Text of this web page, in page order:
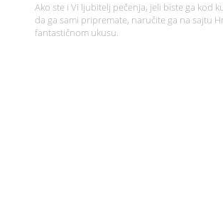
Ako ste i Vi ljubitelj pečenja, jeli biste ga kod
da ga sami pripremate, naručite ga na sajtu
fantastičnom ukusu.